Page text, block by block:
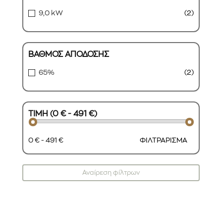
9,0 kW (2)
ΒΑΘΜΟΣ ΑΠΟΔΟΣΗΣ
65% (2)
ΤΙΜΗ (0 € - 491 €)
0 € - 491 € ΦΙΛΤΡΑΡΙΣΜΑ
Αναίρεση φίλτρων